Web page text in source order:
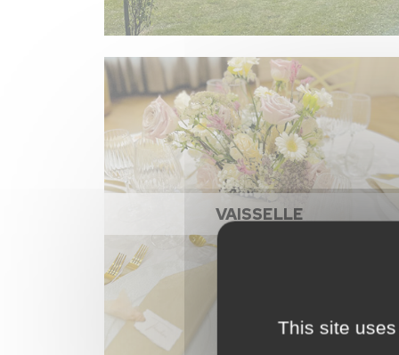
VAISSELLE
This site